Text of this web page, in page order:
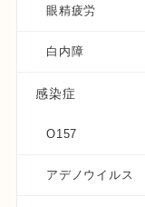
眼精疲労
白内障
感染症
O157
アデノウイルス